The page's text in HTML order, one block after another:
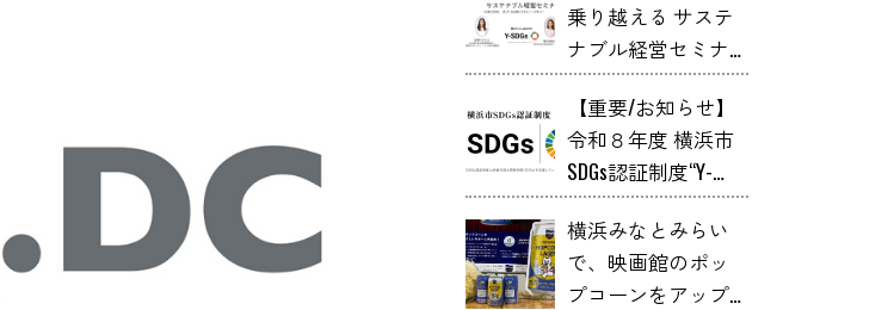
乗り越える サステ
ナブル経営セミナ
ー」開催
【重要/お知らせ】
令和８年度 横浜市
SDGs認証制度“Y-
SDGs” 申請スケジュ
ール
横浜みなとみらい
で、映画館のポッ
プコーンをアップ